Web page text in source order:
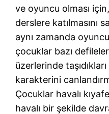
ve oyuncu olması
derslere katılmasını
aynı zamanda
çocuklar bazı
üzerlerinde
karakterini
Çocuklar havalı
havalı bir şekilde